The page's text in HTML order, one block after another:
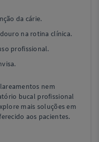
da cárie.
na rotina clínica.
profissional.
nem
bucal profissional
mais soluções em
aos pacientes.